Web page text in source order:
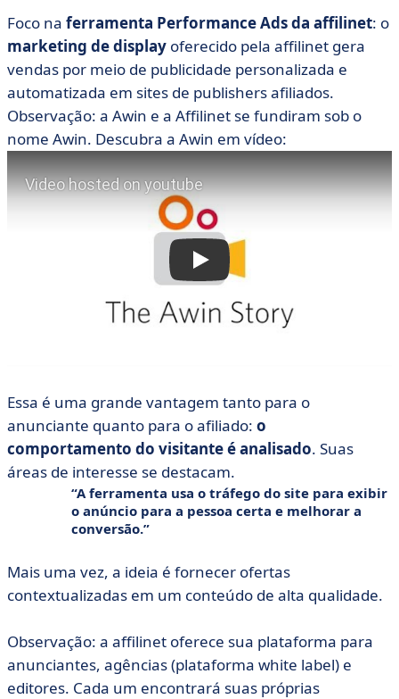
Foco na ferramenta Performance Ads da affilinet: o
marketing de display oferecido pela affilinet gera
vendas por meio de publicidade personalizada e
automatizada em sites de publishers afiliados.
Observação: a Awin e a Affilinet se fundiram sob o
nome Awin. Descubra a Awin em vídeo:
Essa é uma grande vantagem tanto para o
anunciante quanto para o afiliado: o
comportamento do visitante é analisado. Suas
áreas de interesse se destacam.
A ferramenta usa o tráfego do site para exibir
o anúncio para a pessoa certa e melhorar a
conversão.
Mais uma vez, a ideia é fornecer ofertas
contextualizadas em um conteúdo de alta qualidade.
Observação: a affilinet oferece sua plataforma para
anunciantes, agências (plataforma white label) e
editores. Cada um encontrará suas próprias